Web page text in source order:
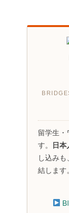
留学生・
す。
日
し込み
結します